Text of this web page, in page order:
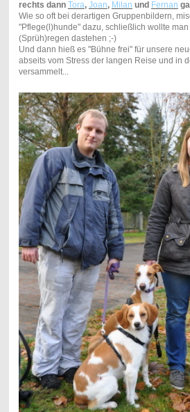
rechts dann Tora, Joan, Milan und Fernan
Wie so oft bei derartigen Gruppenbildern,
"Pflege(l)hunde" dazu, schließlich wollte
(Sprüh)regen dastehen ;-)
Und dann hieß es "Bühne frei" für unsere
abseits vom Stress der langen Reise und in
versammelt...